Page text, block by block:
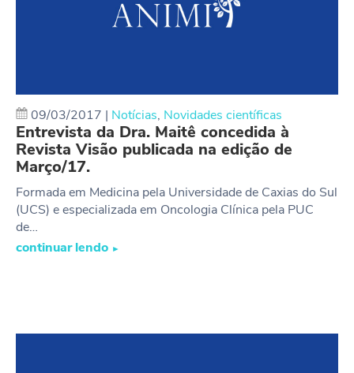
09/03/2017 | Notícias, Novidades científicas
Entrevista da Dra. Maitê concedida à
Revista Visão publicada na edição de
Março/17.
Formada em Medicina pela Universidade de Caxias do Sul
(UCS) e especializada em Oncologia Clínica pela PUC
de…
continuar lendo ►